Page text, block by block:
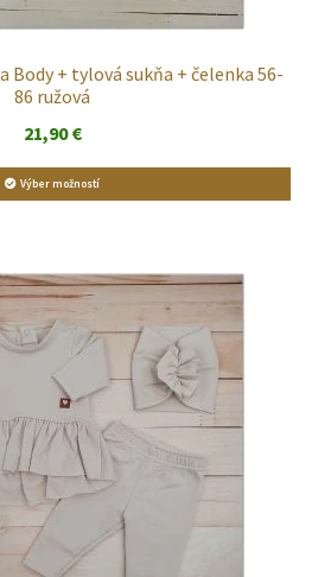
Body + tylová sukňa + čelenka 56-
86 ružová
21,90€
Výber možností